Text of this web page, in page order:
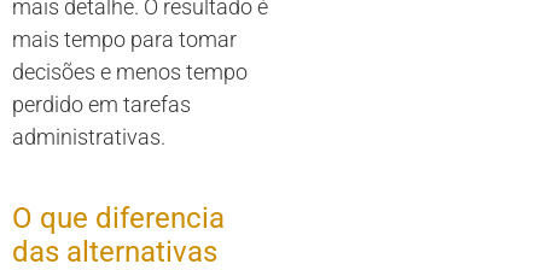
mais detalhe. O resultado é
mais tempo para tomar
decisões e menos tempo
perdido em tarefas
administrativas.
O que diferencia
das alternativas